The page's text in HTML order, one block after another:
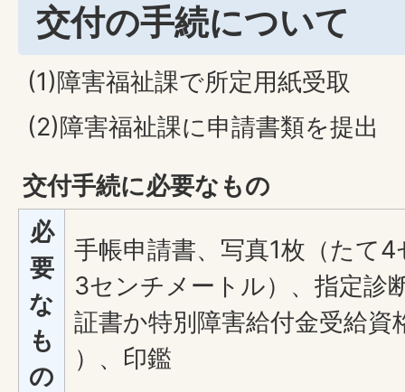
交付の手続について
(1)障害福祉課で所定用紙受取
(2)障害福祉課に申請書類を提出
交付手続に必要なもの
必
要
な
も
の
手帳申請書、写真1枚（たて
3センチメートル）、指定診
証書か特別障害給付金受給資
）、印鑑